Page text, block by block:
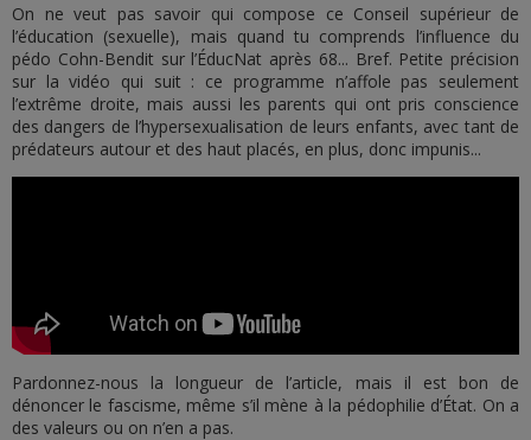
On ne veut pas savoir qui compose ce Conseil supérieur de
l’éducation (sexuelle), mais quand tu comprends l’influence du
pédo Cohn-Bendit sur l’ÉducNat après 68... Bref. Petite précision
sur la vidéo qui suit : ce programme n’affole pas seulement
l’extrême droite, mais aussi les parents qui ont pris conscience
des dangers de l’hypersexualisation de leurs enfants, avec tant de
prédateurs autour et des haut placés, en plus, donc impunis...
Pardonnez-nous la longueur de l’article, mais il est bon de
dénoncer le fascisme, même s’il mène à la pédophilie d’État. On a
des valeurs ou on n’en a pas.